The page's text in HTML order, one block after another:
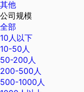
其他
公司规模
全部
10人以下
10-50人
50-200人
200-500人
500-1000人